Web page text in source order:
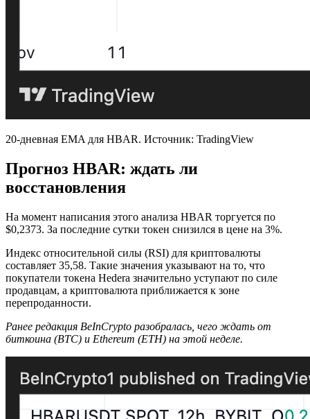
20-дневная EMA для HBAR. Источник: TradingView
Прогноз HBAR: ждать ли
восстановления
На момент написания этого анализа HBAR торгуется по
$0,2373. За последние сутки токен снизился в цене на 3%.
Индекс относительной силы (RSI) для криптовалюты
составляет 35,58. Такие значения указывают на то, что
покупатели токена Hedera значительно уступают по силе
продавцам, а криптовалюта приближается к зоне
перепроданности.
Ранее редакция BeInCrypto разобралась, чего ждать от
биткоина (BTC) и Ethereum (ETH) на этой неделе.